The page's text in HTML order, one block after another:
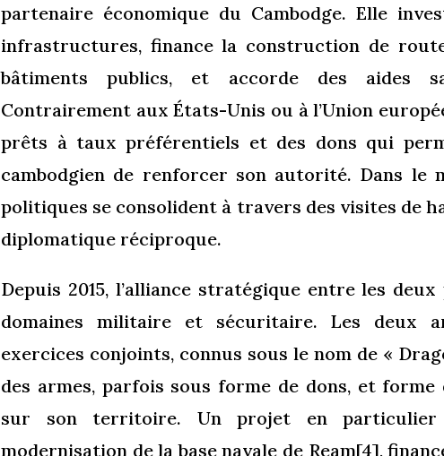
partenaire économique du Cambodge. Elle
infrastructures, finance la construction de
bâtiments publics, et accorde des aides
Contrairement aux États-Unis ou à l’Union
prêts à taux préférentiels et des dons qui
cambodgien de renforcer son autorité. Dans le
politiques se consolident à travers des visites de
diplomatique réciproque.
Depuis 2015, l’alliance stratégique entre les
domaines militaire et sécuritaire. Les deux
exercices conjoints, connus sous le nom de «
des armes, parfois sous forme de dons, et forme
sur son territoire. Un projet en
modernisation de la base navale de Ream[4],